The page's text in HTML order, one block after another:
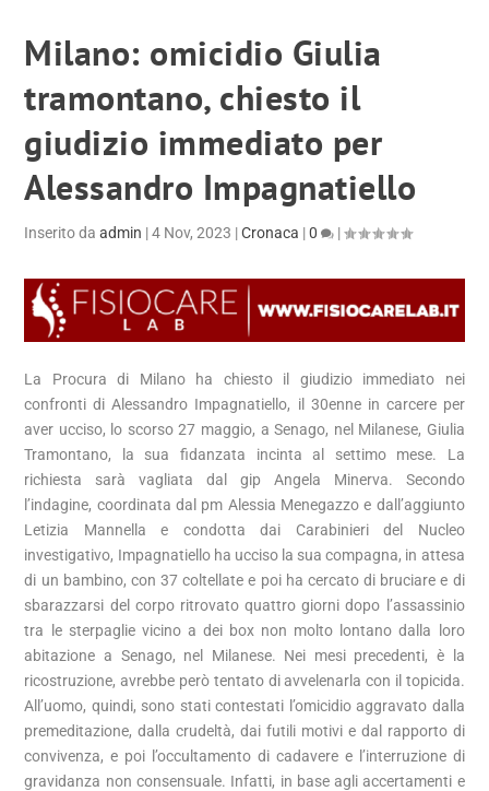
Milano: omicidio Giulia
tramontano, chiesto il
giudizio immediato per
Alessandro Impagnatiello
Inserito daadmin |4 Nov, 2023 |Cronaca |0 |
La Procura di Milano ha chiesto il giudizio immediato nei
confronti di Alessandro Impagnatiello, il 30enne in carcere per
aver ucciso, lo scorso 27 maggio, a Senago, nel Milanese, Giulia
Tramontano, la sua fidanzata incinta al settimo mese. La
richiesta sarà vagliata dal gip Angela Minerva. Secondo
l’indagine, coordinata dal pm Alessia Menegazzo e dall’aggiunto
Letizia Mannella e condotta dai Carabinieri del Nucleo
investigativo, Impagnatiello ha ucciso la sua compagna, in attesa
di un bambino, con 37 coltellate e poi ha cercato di bruciare e di
sbarazzarsi del corpo ritrovato quattro giorni dopo l’assassinio
tra le sterpaglie vicino a dei box non molto lontano dalla loro
abitazione a Senago, nel Milanese. Nei mesi precedenti, è la
ricostruzione, avrebbe però tentato di avvelenarla con il topicida.
All’uomo, quindi, sono stati contestati l’omicidio aggravato dalla
premeditazione, dalla crudeltà, dai futili motivi e dal rapporto di
convivenza, e poi l’occultamento di cadavere e l’interruzione di
gravidanza non consensuale. Infatti, in base agli accertamenti e